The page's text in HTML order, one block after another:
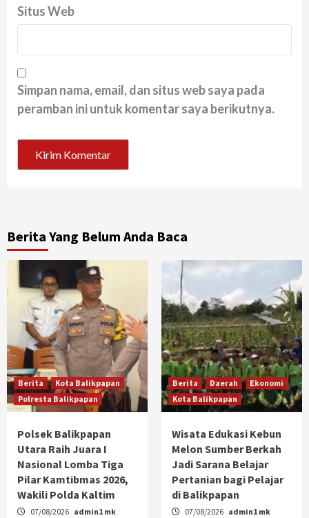
Situs Web
Simpan nama, email, dan situs web saya pada
peramban ini untuk komentar saya berikutnya.
Berita Yang Belum Anda Baca
Berita
Kota Balikpapan
Polresta Balikpapan
Polsek Balikpapan
Utara Raih Juara I
Nasional Lomba Tiga
Pilar Kamtibmas 2026,
Wakili Polda Kaltim
07/08/2026 admin1 mk
Berita Daerah
Ekonomi
Kota Balikpapan
Wisata Edukasi Kebun
Melon Sumber Berkah
Jadi Sarana Belajar
Pertanian bagi Pelajar
di Balikpapan
07/08/2026 admin1 mk